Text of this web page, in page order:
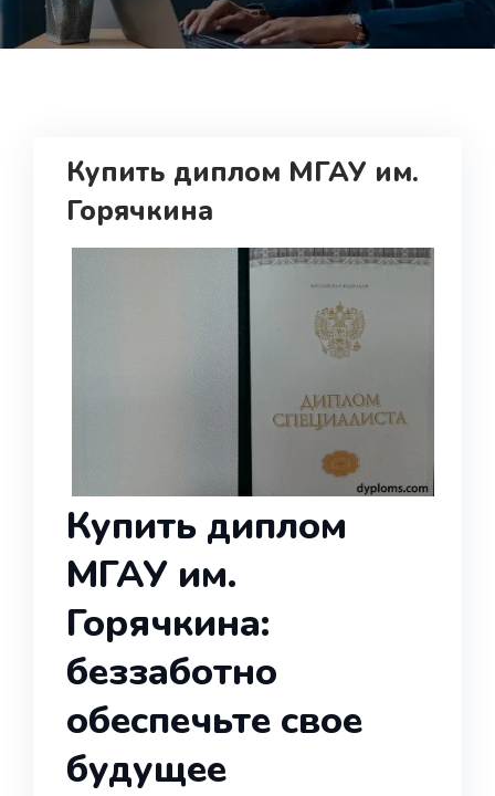
Купить диплом МГАУ им.
Горячкина
Купить диплом
МГАУ им.
Горячкина:
беззаботно
обеспечьте свое
будущее